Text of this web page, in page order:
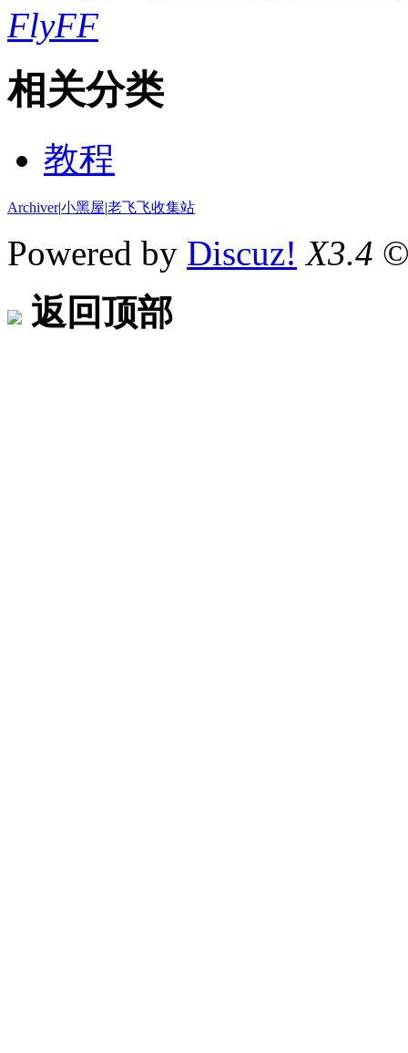
FlyFF
相关分类
教程
Archiver|小黑屋|老飞飞收集站
Powered by Discuz! X3.4
返回顶部